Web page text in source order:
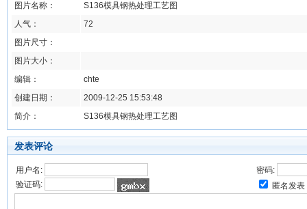
图片名称：
S136模具钢热处理工艺图
人气：
72
图片尺寸：
图片大小：
编辑：
chte
创建日期：
2009-12-25 15:53:48
简介：
S136模具钢热处理工艺图
发表评论
用户名:
密码:
验证码:
匿名发表